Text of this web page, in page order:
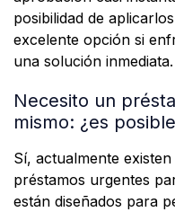
posibilidad de
excelente opción si
una solución inmediata.
Necesito un
mismo: ¿es
Sí, actualmente
préstamos urgentes
están diseñados para